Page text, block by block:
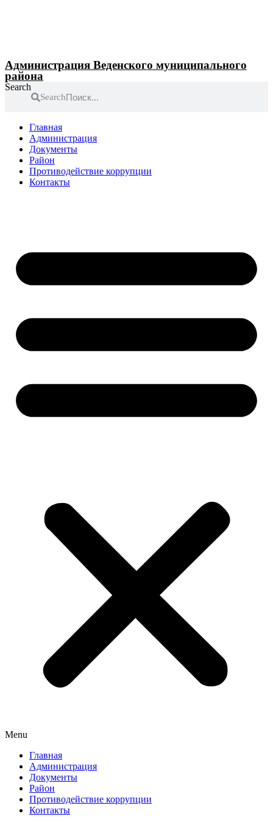
Администрация Веденского муниципального
района
Search
Search
Главная
Администрация
Документы
Район
Противодействие коррупции
Контакты
Menu
Главная
Администрация
Документы
Район
Противодействие коррупции
Контакты